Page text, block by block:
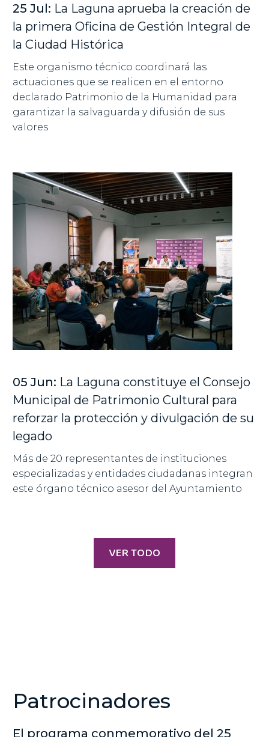
25 Jul: La Laguna aprueba la creación de
la primera Oficina de Gestión Integral de
la Ciudad Histórica
Este organismo técnico coordinará las
actuaciones que se realicen en el entorno
declarado Patrimonio de la Humanidad para
garantizar la salvaguarda y difusión de sus
valores
05 Jun: La Laguna constituye el Consejo
Municipal de Patrimonio Cultural para
reforzar la protección y divulgación de su
legado
Más de 20 representantes de instituciones
especializadas y entidades ciudadanas integran
este órgano técnico asesor del Ayuntamiento
VER TODO
Patrocinadores
El programa conmemorativo del 25